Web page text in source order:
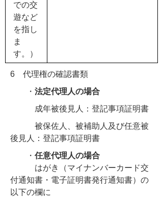
での交
遊など
を指し
ま
す。）
6 代理権の確認書類
・ 法定代理人の場合
成年被後見人：登記事項証明書
被保佐人、被補助人及び任意被
後見人：登記事項証明書
・ 任意代理人の場合
はがき（マイナンバーカード交
付通知書・電子証明書発行通知書）の
以下の欄に